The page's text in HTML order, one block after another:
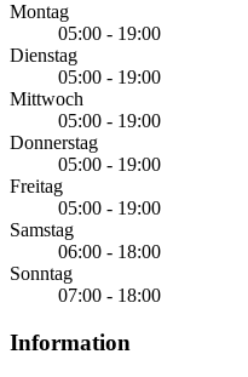
Montag
05:00 - 19:00
Dienstag
05:00 - 19:00
Mittwoch
05:00 - 19:00
Donnerstag
05:00 - 19:00
Freitag
05:00 - 19:00
Samstag
06:00 - 18:00
Sonntag
07:00 - 18:00
Information